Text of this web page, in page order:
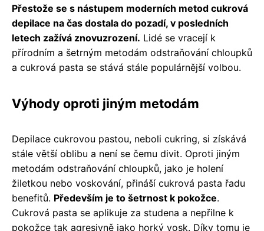
Přestože se s nástupem moderních metod cukrová
depilace na čas dostala do pozadí, v posledních
letech zažívá znovuzrození. Lidé se vracejí k
přírodním a šetrným metodám odstraňování chloupků
a cukrová pasta se stává stále populárnější volbou.
Výhody oproti jiným metodám
Depilace cukrovou pastou, neboli cukring, si získává
stále větší oblibu a není se čemu divit. Oproti jiným
metodám odstraňování chloupků, jako je holení
žiletkou nebo voskování, přináší cukrová pasta řadu
benefitů. Především je to šetrnost k pokožce.
Cukrová pasta se aplikuje za studena a nepřilne k
pokožce tak agresivně jako horký vosk. Díky tomu je